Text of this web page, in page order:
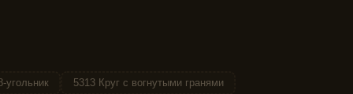
угольник
5313 Круг с вогнутыми гранями